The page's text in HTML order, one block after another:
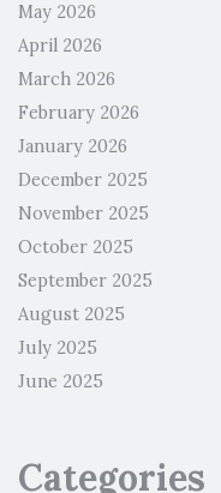
May 2026
April 2026
March 2026
February 2026
January 2026
December 2025
November 2025
October 2025
September 2025
August 2025
July 2025
June 2025
Categories